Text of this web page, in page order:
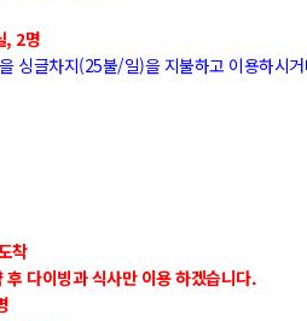
2명
글차지(25불/일)을 지불하고 이용하시거
착
다이빙과 식사만 이용 하겠습니다.